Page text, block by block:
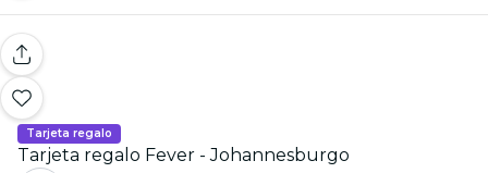
Tarjeta regalo
Tarjeta regalo Fever - Johannesburgo